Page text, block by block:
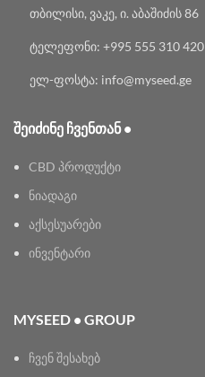
თბილისი, ვაკე, ი. აბაშიძის 86
ტელეფონი: +995 555 310 420
ელ-ფოსტა: info@myseed.ge
ᲨᲔᲘᲫᲘᲜᲔ ᲩᲕᲔᲜᲗᲐᲜ •
CBD პროდუქტი
ნიადაგი
აქსესუარები
ინვენტარი
MYSEED • GROUP
ჩვენ შესახებ